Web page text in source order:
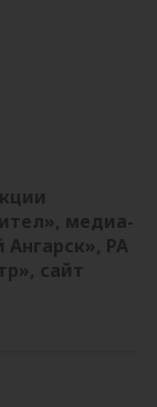
медиа-
РА
сайт